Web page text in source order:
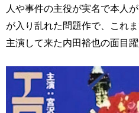
人や事件の主役が実名で本人
が入り乱れた問題作で、これ
主演して来た内田裕也の面目